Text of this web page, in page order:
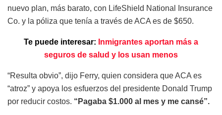
nuevo plan, más barato, con LifeShield National Insurance
Co. y la póliza que tenía a través de ACA es de $650.
Te puede interesar: Inmigrantes aportan más a
seguros de salud y los usan menos
“Resulta obvio”, dijo Ferry, quien considera que ACA es
“atroz” y apoya los esfuerzos del presidente Donald Trump
por reducir costos. “Pagaba $1.000 al mes y me cansé”.